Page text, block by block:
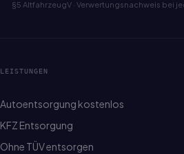
§5 AltfahrzeugV · Verwertungsnachweis bei
LEISTUNGEN
Autoentsorgung kostenlos
KFZ Entsorgung
Ohne TÜV entsorgen